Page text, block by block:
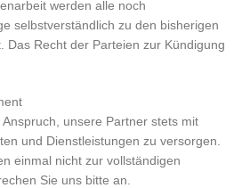
werden alle noch
selbstverständlich zu den bisherigen
Das Recht der Parteien zur Kündigung
unsere Partner stets mit
und Dienstleistungen zu versorgen.
einmal nicht zur vollständigen
Sie uns bitte an.